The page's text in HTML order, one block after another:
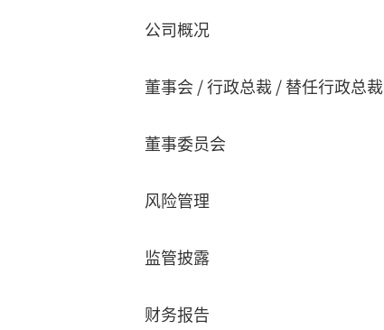
公司概况
董事会 / 行政总裁 / 替任行政总裁
董事委员会
风险管理
监管披露
财务报告